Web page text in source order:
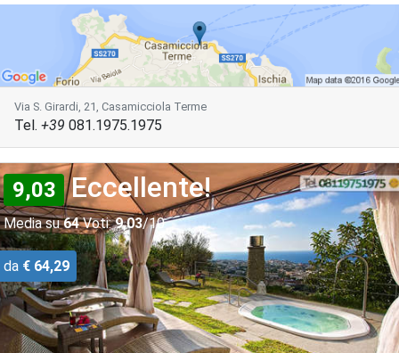
Via S. Girardi, 21, Casamicciola Terme
Tel. +39 081.1975.1975
9,03 Eccellente!
Media su64Voti: 9,03/10
da € 64,29